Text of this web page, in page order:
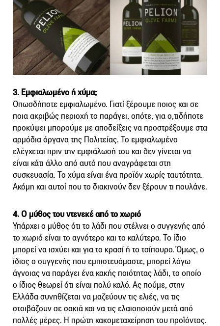
3. Εμφιαλωμένο ή χύμα;
Οπωσδήποτε εμφιαλωμένο. Γιατί ξέρουμε ποιος και σε
ποια ακριβώς περιοχή το παράγει, οπότε, για ο,τιδήποτε
προκύψει μπορούμε με αποδείξεις να προστρέξουμε στα
αρμόδια όργανα της Πολιτείας. Το εμφιαλωμένο
ελέγχεται πριν την εμφιάλωσή του και δεν γίνεται να
είναι κάτι άλλο από αυτό που αναγράφεται στη
συσκευασία. Το χύμα είναι ένα προϊόν χωρίς ταυτότητα.
Ακόμη και αυτοί που το διακινούν δεν ξέρουν τι πουλάνε.
4. Ο μύθος του ντενεκέ από το χωριό
Υπάρχει ο μύθος ότι το λάδι που στέλνει ο συγγενής από
το χωριό είναι το αγνότερο και το καλύτερο. Το ίδιο
μπορεί να ισχύει και για το κρασί ή το τσίπουρο. Όμως, ο
ίδιος ο συγγενής που εμπιστευόμαστε, μπορεί λόγω
άγνοιας να παράγει ένα κακής ποιότητας λάδι, το οποίο
ο ίδιος θεωρεί ότι είναι πολύ καλό. Ας πούμε, στην
Ελλάδα συνηθίζεται να μαζεύουν τις ελιές, να τις
στοιβάζουν σε σακιά και να τις ελαιοποιούν μετά από
πολλές μέρες. Η πρώτη κακομεταχείρηση του προϊόντος.